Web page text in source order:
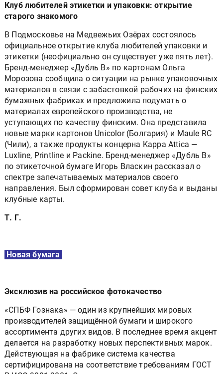
Клуб любителей этикетки и упаковки: открытие
старого знакомого
В Подмосковье на Медвежьих Озёрах состоялось
официальное открытие клуба любителей упаковки и
этикетки (неофициально он существует уже пять лет).
Бренд-менеджер «Дубль В» по картонам Ольга
Морозова сообщила о ситуации на рынке упаковочных
материалов в связи с забастовкой рабочих на финских
бумажных фабриках и предложила подумать о
материалах европейского производства, не
уступающих по качеству финским. Она представила
новые марки картонов Unicolor (Болгария) и Maule RC
(Чили), а также продукты концерна Kappa Attica —
Luxline, Printline и Packine. Бренд-менеджер «Дубль В»
по этикеточной бумаге Игорь Власкин рассказал о
спектре запечатываемых материалов своего
направления. Был сформирован совет клуба и выданы
клубные карты.
Т. Г.
Новая бумага
Эксклюзив на российское фотокачество
«СПБФ Гознака» — один из крупнейших мировых
производителей защищённой бумаги и широкого
ассортимента других видов. В последнее время акцент
делается на разработку новых перспективных марок.
Действующая на фабрике система качества
сертифицирована на соответствие требованиям ГОСТ